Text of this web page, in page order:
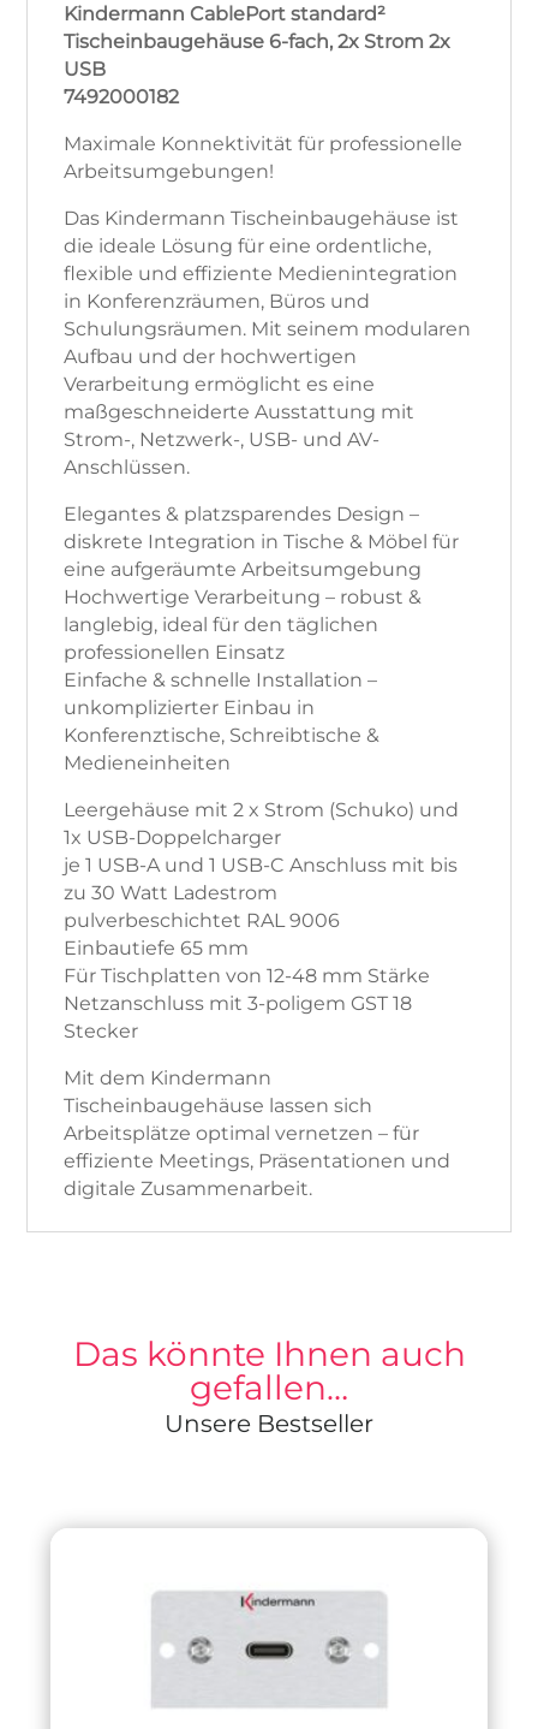
Kindermann CablePort standard²
Tischeinbaugehäuse 6-fach, 2x Strom 2x
USB
7492000182
Maximale Konnektivität für professionelle
Arbeitsumgebungen!
Das Kindermann Tischeinbaugehäuse ist
die ideale Lösung für eine ordentliche,
flexible und effiziente Medienintegration
in Konferenzräumen, Büros und
Schulungsräumen. Mit seinem modularen
Aufbau und der hochwertigen
Verarbeitung ermöglicht es eine
maßgeschneiderte Ausstattung mit
Strom-, Netzwerk-, USB- und AV-
Anschlüssen.
Elegantes & platzsparendes Design –
diskrete Integration in Tische & Möbel für
eine aufgeräumte Arbeitsumgebung
Hochwertige Verarbeitung – robust &
langlebig, ideal für den täglichen
professionellen Einsatz
Einfache & schnelle Installation –
unkomplizierter Einbau in
Konferenztische, Schreibtische &
Medieneinheiten
Leergehäuse mit 2 x Strom (Schuko) und
1x USB-Doppelcharger
je 1 USB-A und 1 USB-C Anschluss mit bis
zu 30 Watt Ladestrom
pulverbeschichtet RAL 9006
Einbautiefe 65 mm
Für Tischplatten von 12-48 mm Stärke
Netzanschluss mit 3-poligem GST 18
Stecker
Mit dem Kindermann
Tischeinbaugehäuse lassen sich
Arbeitsplätze optimal vernetzen – für
effiziente Meetings, Präsentationen und
digitale Zusammenarbeit.
Das könnte Ihnen auch
gefallen…
Unsere Bestseller